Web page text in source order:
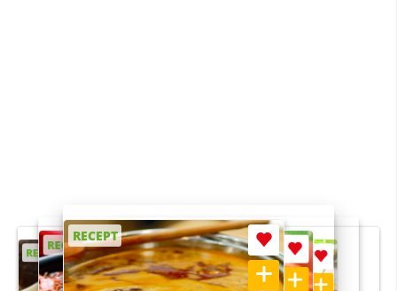
RECEPT
RECEPT
RECEPT
RECEPT
RECEPT